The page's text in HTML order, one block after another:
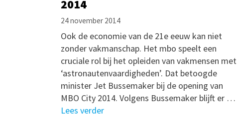
2014
24 november 2014
Ook de economie van de 21e eeuw kan niet
zonder vakmanschap. Het mbo speelt een
cruciale rol bij het opleiden van vakmensen met
‘astronautenvaardigheden’. Dat betoogde
minister Jet Bussemaker bij de opening van
MBO City 2014. Volgens Bussemaker blijft er …
Lees verder